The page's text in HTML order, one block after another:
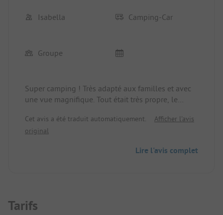
Isabella Camping-Car
Groupe
Super camping ! Très adapté aux familles et avec
une vue magnifique. Tout était très propre, le
recommandé.
Cet avis a été traduit automatiquement.
Afficher l'avis
original
Lire l'avis complet
Tarifs